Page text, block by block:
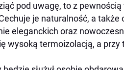
pod uwagę, to z
je naturalność, a także
eleganckich oraz
wysoką termoizolacją, a przy